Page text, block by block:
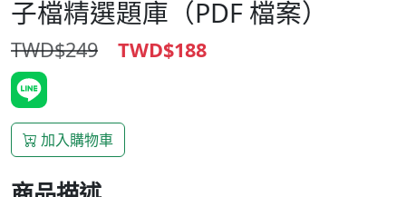
子檔精選題庫（PDF 檔案）
TWD$249 TWD$188
加入購物車